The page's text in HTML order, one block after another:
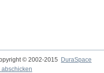
© 2002-2015
DuraSpace
abschicken